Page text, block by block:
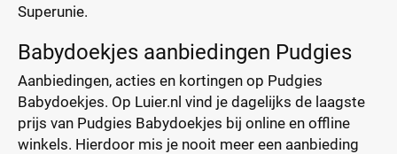
Superunie.
Babydoekjes aanbiedingen Pudgies
Aanbiedingen, acties en kortingen op Pudgies
Babydoekjes. Op Luier.nl vind je dagelijks de laagste
prijs van Pudgies Babydoekjes bij online en offline
winkels. Hierdoor mis je nooit meer een aanbieding